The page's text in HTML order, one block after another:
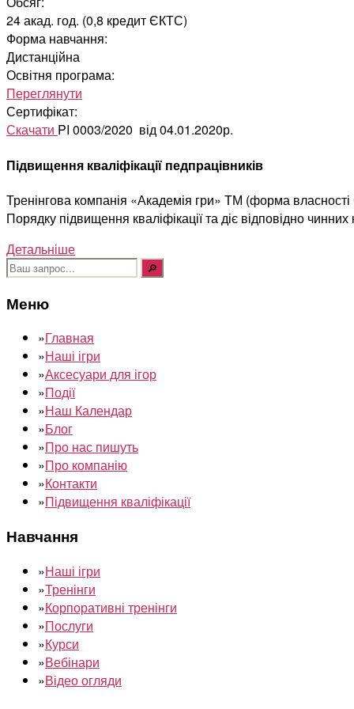
24 акад. год. (0,8 кредит ЄКТС)
Форма навчання:
Дистанційна
Освітня програма:
Переглянути
Сертифікат:
Скачати PI 0003/2020 від 04.01.2020р.
Підвищення кваліфікації педпрацівників
Тренінгова компанія «Академія гри» ТМ (форма
Порядку підвищення кваліфікації та діє відповідно
Детальніше
Шукати:
Меню
»Главная
»Наші ігри
»Аксесуари для ігор
»Події
»Наш Календар
»Блог
»Про нас пишуть
»Про компанію
»Контакти
»Підвищення кваліфікації
Навчання
»Наші ігри
»Тренінги
»Корпоративні тренінги
»Послуги
»Курси
»Вебінари
»Відео огляди